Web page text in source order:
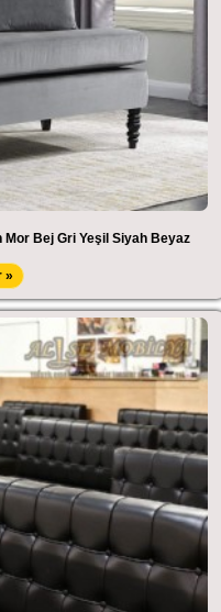
Bej Gri Yeşil Siyah Beyaz
»